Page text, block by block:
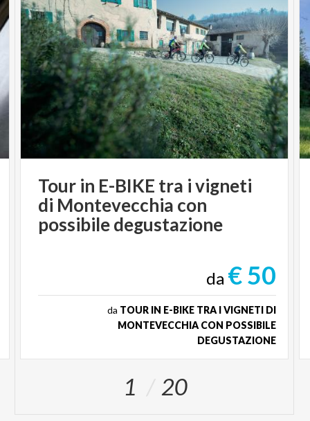
Tour in E-BIKE tra i vigneti
di Montevecchia con
possibile degustazione
da € 50
da TOUR IN E-BIKE TRA I VIGNETI DI
MONTEVECCHIA CON POSSIBILE
DEGUSTAZIONE
1 20